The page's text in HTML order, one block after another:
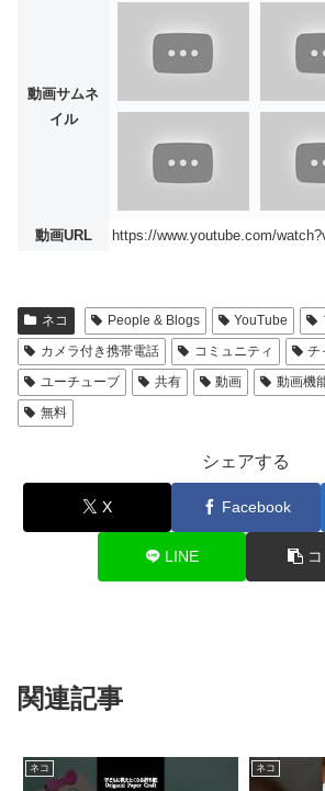
動画サムネ
イル
動画URL https://www.youtube.com/
ネコ People & Blogs YouTube
カメラ付き携帯電話
コミュニティ チ
ユーチューブ
共有 動画
動画機
無料
シェアする
X Facebook
LINE
関連記事
ネコ ネコ